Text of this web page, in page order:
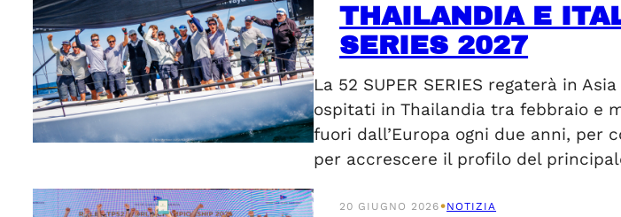
THAILANDIA E
SERIES 2027
La 52 SUPER SERIES regaterà in
ospitati in Thailandia tra febbraio e
fuori dall’Europa ogni due anni, per
per accrescere il profilo del
20 GIUGNO 2026•NOTIZIA